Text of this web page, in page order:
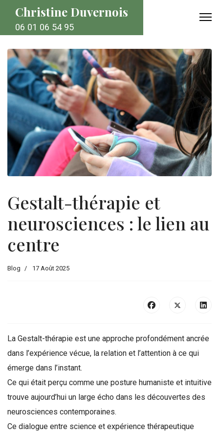
Christine Duvernois
06 01 06 54 95
Gestalt-thérapie et
neurosciences : le lien au
centre
Blog 17 Août 2025
La Gestalt-thérapie est une approche profondément ancrée
dans l’expérience vécue, la relation et l’attention à ce qui
émerge dans l’instant.
Ce qui était perçu comme une posture humaniste et intuitive
trouve aujourd’hui un large écho dans les découvertes des
neurosciences contemporaines.
Ce dialogue entre science et expérience thérapeutique